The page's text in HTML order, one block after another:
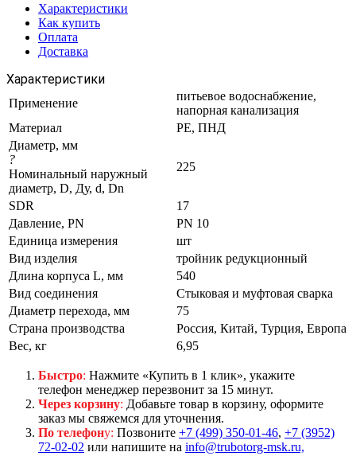
Характеристики
Как купить
Оплата
Доставка
Характеристики
Применение
питьевое водоснабжение,
напорная канализация
Материал
PE, ПНД
Диаметр, мм
?
Номинальный наружный
диаметр, D, Ду, d, Dn
225
SDR
17
Давление, PN
PN 10
Единица измерения
шт
Вид изделия
тройник редукционный
Длина корпуса L, мм
540
Вид соединения
Стыковая и муфтовая сварка
Диаметр перехода, мм
75
Страна производства
Россия, Китай, Турция, Европа
Вес, кг
6,95
Быстро: Нажмите «Купить в 1 клик», укажите
телефон менеджер перезвонит за 15 минут.
Через корзину: Добавьте товар в корзину, оформите
заказ мы свяжемся для уточнения.
По телефону: Позвоните +7 (499) 350-01-46, +7 (3952)
72-02-02 или напишите на info@trubotorg-msk.ru,